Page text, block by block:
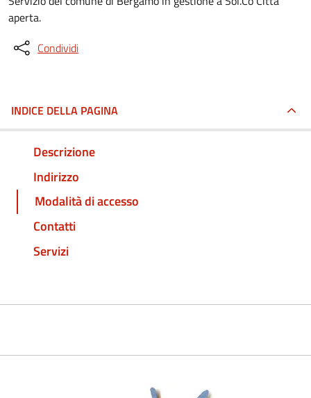
aperta.
Condividi
INDICE DELLA PAGINA
Descrizione
Indirizzo
Modalità di accesso
Contatti
Servizi